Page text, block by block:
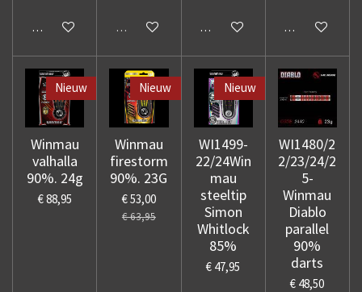
In winkelwagen Uitverkocht In winkelwagen In winkelwagen
Nieuw
Winmau
valhalla
90%. 24g
€ 88,95
Nieuw
Winmau
firestorm
90%. 23G
€ 53,00
€ 63,95
Nieuw
WI1499-
22/24Win
mau
steeltip
Simon
Whitlock
85%
€ 47,95
WI1480/2
2/23/24/2
5-
Winmau
Diablo
parallel
90%
darts
€ 48,50